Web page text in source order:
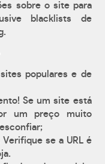
sobre o site para
blacklists de
populares e de
Se um site está
um preço muito
se a URL é